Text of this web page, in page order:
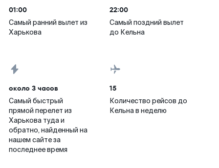
01:00
Самый ранний вылет из
Харькова
22:00
Самый поздний вылет
до Кельна
около 3 часов
Самый быстрый
прямой перелет из
Харькова туда и
обратно, найденный на
нашем сайте за
последнее время
15
Количество рейсов до
Кельна в неделю